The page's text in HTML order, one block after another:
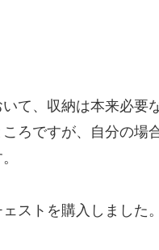
て、収納は本来必要
ろですが、自分の場
ストを購入しました